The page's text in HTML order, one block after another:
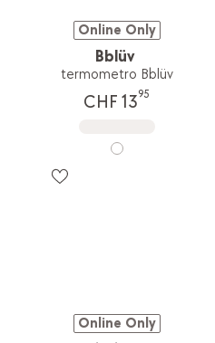
Online Only
Bblüv
termometro Bblüv
CHF 1395
Online Only